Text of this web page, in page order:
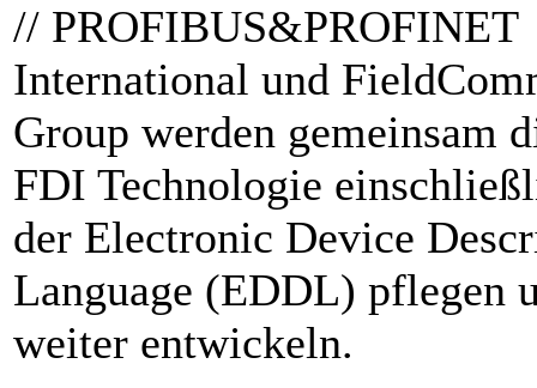
// PROFIBUS&PROFINET
International und
Group werden gemeinsam
FDI Technologie
der Electronic Device
Language (EDDL) pflegen
weiter entwickeln.